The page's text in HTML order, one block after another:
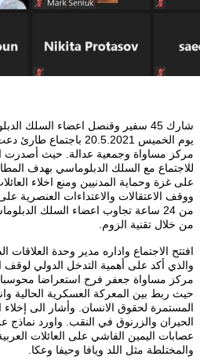
شارك 45 سفير وقنصل اعضاء السلك
يوم الخميس 20.5.2021
مركز مساواة وجمعية عدالة. حيث أصدرت
للاجتماع مع السلك الدبلوماسي بهدف
على غزة وحماية المدنيين ومنع اخلاء
ووقف الاعتقالات والاعتداءات العنصرية
من 24 ساعة تجاوب اعضاء السلك
من خلال تقنية الزوم.
افتتح الاجتماع واداره مدير وحدة
والذي أكد على أهمية التدخل الدولي لوقف
مركز مساواة جعفر فرح استعراضا
حيث ربط بين المعركة العسكرية الحالية
المستمرة لحقوق الانسان. وأشار الى
الحيران والزرنوق في النقب. واورد
عصابات اليمين الفاشي على العائلات
والمختلطة مثل اللد ويافا وحيفا وعكا.